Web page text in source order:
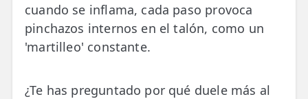
cuando se inflama, cada paso provoca
pinchazos internos en el talón, como un
'martilleo' constante.
¿Te has preguntado por qué duele más al